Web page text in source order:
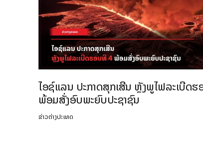
ໄອຊ໌ແລນ ປະກາດສຸກເສີນ ຫຼັງພູໄຟລະເບີດ
ພ້ອມສັ່ງອົບພະຍົບປະຊາຊົນ
ຂ່າວຕ່າງປະເທດ